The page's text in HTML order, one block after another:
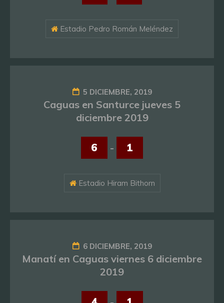
Estadio Pedro Román Meléndez
5 DICIEMBRE, 2019
Caguas en Santurce jueves 5
diciembre 2019
6 - 1
Estadio Hiram Bithorn
6 DICIEMBRE, 2019
Manatí en Caguas viernes 6 diciembre
2019